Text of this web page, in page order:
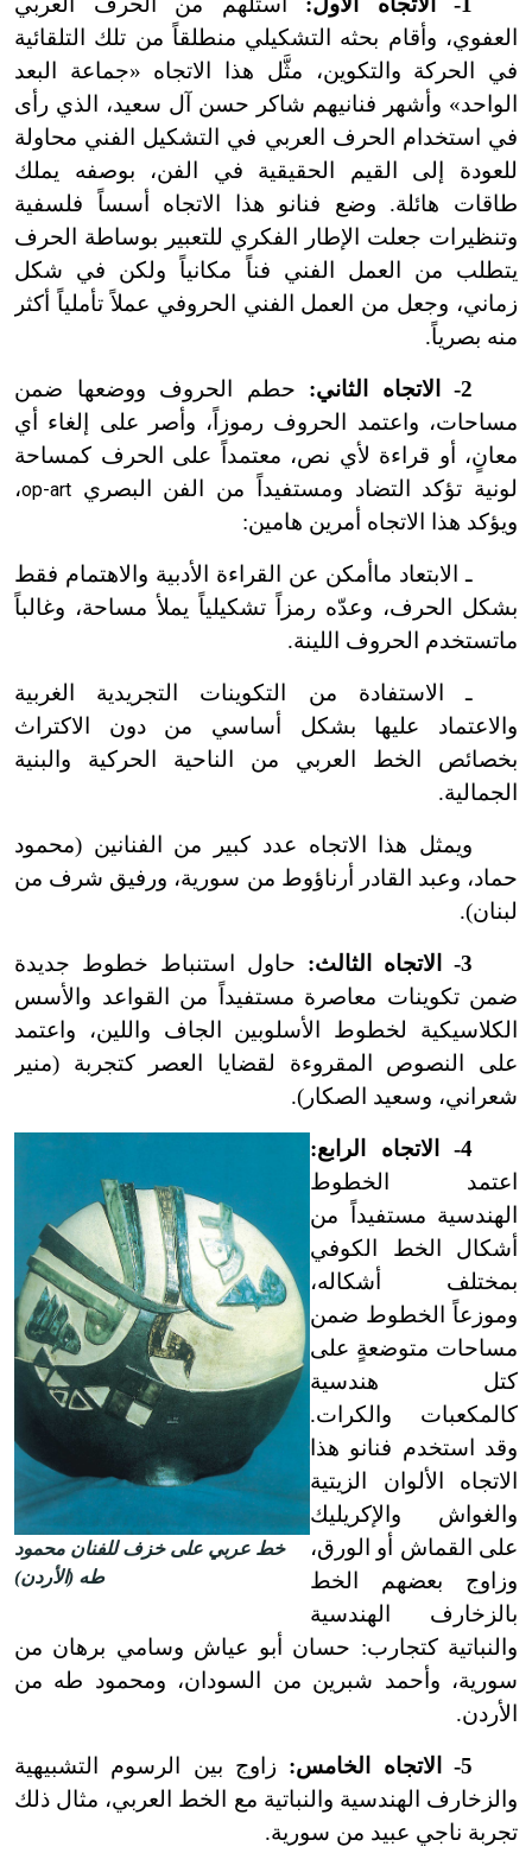
العفوي، وأقام بحثه التشكيلي منطلقاً من تلك التلقائية
في الحركة والتكوين، مثَّل هذا الاتجاه «جماعة البعد
الواحد» وأشهر فنانيهم شاكر حسن آل سعيد، الذي رأى
في استخدام الحرف العربي في التشكيل الفني محاولة
للعودة إلى القيم الحقيقية في الفن، بوصفه يملك
طاقات هائلة. وضع فنانو هذا الاتجاه أسساً فلسفية
وتنظيرات جعلت الإطار الفكري للتعبير بوساطة الحرف
يتطلب من العمل الفني فناً مكانياً ولكن في شكل
زماني، وجعل من العمل الفني الحروفي عملاً تأملياً أكثر
منه بصرياً.
2
-الاتجاه الثاني: حطم الحروف ووضعها ضمن
مساحات، واعتمد الحروف رموزاً، وأصر على إلغاء أي
معانٍ، أو قراءة لأي نص، معتمداً على الحرف كمساحة
لونية تؤكد التضاد ومستفيداً من الفن البصري op-art،
ويؤكد هذا الاتجاه أمرين هامين:
ـ الابتعاد ما أمكن عن القراءة الأدبية والاهتمام فقط
بشكل الحرف، وعدّه رمزاً تشكيلياً يملأ مساحة، وغالباً
ماتستخدم الحروف اللينة.
ـ الاستفادة من التكوينات التجريدية الغربية
والاعتماد عليها بشكل أساسي من دون الاكتراث
بخصائص الخط العربي من الناحية الحركية والبنية
الجمالية.
ويمثل هذا الاتجاه عدد كبير من الفنانين (محمود
حماد، وعبد القادر أرناؤوط من سورية، ورفيق شرف من
لبنان).
3
-الاتجاه الثالث: حاول استنباط خطوط جديدة
ضمن تكوينات معاصرة مستفيداً من القواعد والأسس
الكلاسيكية لخطوط الأسلوبين الجاف واللين، واعتمد
على النصوص المقروءة لقضايا العصر كتجربة (منير
شعراني، وسعيد الصكار).
خط عربي على خزف للفنان محمود
طه (الأردن)
4
-الاتجاه الرابع:
اعتمد الخطوط
الهندسية مستفيداً من
أشكال الخط الكوفي
بمختلف أشكاله،
وموزعاً الخطوط ضمن
مساحات متوضعةٍ على
كتل هندسية
كالمكعبات والكرات.
وقد استخدم فنانو هذا
الاتجاه الألوان الزيتية
والغواش والإكريليك
على القماش أو الورق،
وزاوج بعضهم الخط
بالزخارف الهندسية
والنباتية كتجارب: حسان أبو عياش وسامي برهان من
سورية، وأحمد شبرين من السودان، ومحمود طه من
الأردن.
5
-الاتجاه الخامس: زاوج بين الرسوم التشبيهية
والزخارف الهندسية والنباتية مع الخط العربي، مثال ذلك
تجربة ناجي عبيد من سورية.